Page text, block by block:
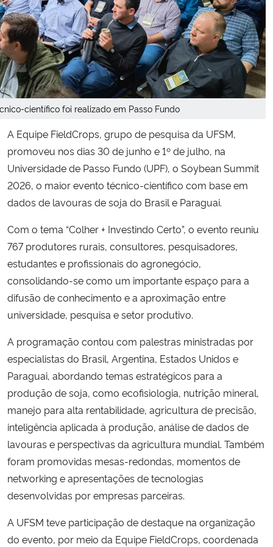
Secretaria-Geral
Secretaria de Governo
Gabinete de Segurança Institucional
Banco Central do Brasil
Planalto
científico foi realizado em Passo Fundo
A Equipe FieldCrops, grupo de pesquisa da UFSM,
promoveu nos dias 30 de junho e 1º de julho, na
Universidade de Passo Fundo (UPF), o Soybean Summit
2026, o maior evento técnico-científico com base em
dados de lavouras de soja do Brasil e Paraguai.
Com o tema “Colher + Investindo Certo”, o evento reuniu
767 produtores rurais, consultores, pesquisadores,
estudantes e profissionais do agronegócio,
consolidando-se como um importante espaço para a
difusão de conhecimento e a aproximação entre
universidade, pesquisa e setor produtivo.
A programação contou com palestras ministradas por
especialistas do Brasil, Argentina, Estados Unidos e
Paraguai, abordando temas estratégicos para a
produção de soja, como ecofisiologia, nutrição mineral,
manejo para alta rentabilidade, agricultura de precisão,
inteligência aplicada à produção, análise de dados de
lavouras e perspectivas da agricultura mundial. Também
foram promovidas mesas-redondas, momentos de
networking e apresentações de tecnologias
desenvolvidas por empresas parceiras.
A UFSM teve participação de destaque na organização
do evento, por meio da Equipe FieldCrops, coordenada